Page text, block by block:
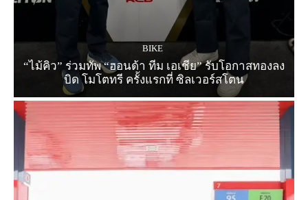
BIKE
“ไม้คิว” ร่วมทัพ “ฮอนด้า ทีม เอเชีย” รับโอกาสทองลง
บิด โมโตทรี ครั้งแรกที่ ซิลเวอร์สโตน